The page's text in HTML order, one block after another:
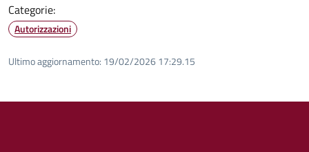
Categorie:
Autorizzazioni
Ultimo aggiornamento: 19/02/2026 17:29.15